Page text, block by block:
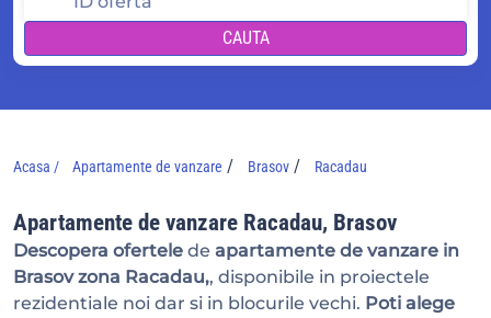
CAUTA
Acasa / Apartamente de vanzare / Brasov / Racadau
Apartamente de vanzare Racadau, Brasov
Descopera ofertele de apartamente de vanzare in
Brasov zona Racadau,, disponibile in proiectele
rezidentiale noi dar si in blocurile vechi. Poti alege